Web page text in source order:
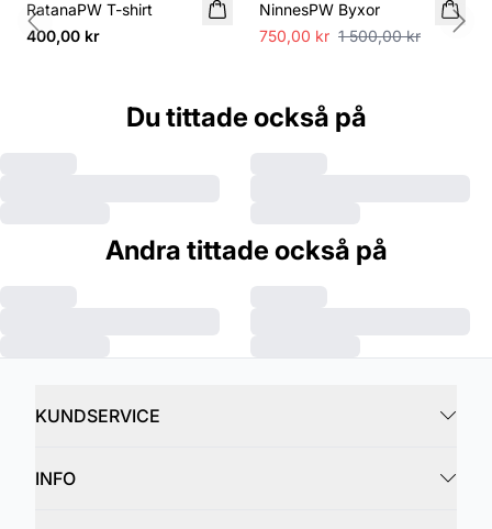
RatanaPW T-shirt
400,00 kr
NinnesPW Byxor
750,00 kr 1 500,00 kr
Previous slide
Du tittade också på
Andra tittade också på
KUNDSERVICE
INFO